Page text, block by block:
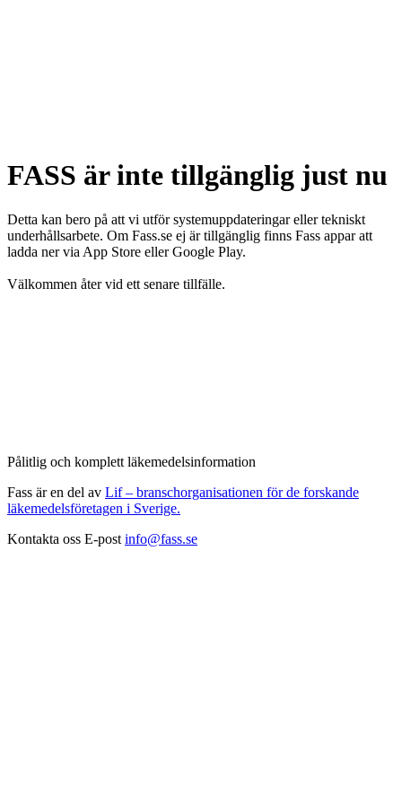
FASS är inte tillgänglig just nu
Detta kan bero på att vi utför systemuppdateringar eller tekniskt
underhållsarbete. Om Fass.se ej är tillgänglig finns Fass appar att
ladda ner via App Store eller Google Play.
Välkommen åter vid ett senare tillfälle.
Pålitlig och komplett läkemedelsinformation
Fass är en del av Lif – branschorganisationen för de forskande
läkemedelsföretagen i Sverige.
Kontakta oss E-post info@fass.se